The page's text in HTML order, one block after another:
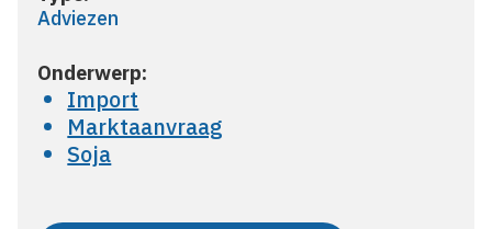
Adviezen
Onderwerp:
Import
Marktaanvraag
Soja